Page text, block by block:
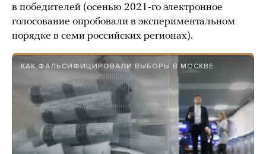
в победителей (осенью 2021-го электронное
голосование опробовали в экспериментальном
порядке в семи российских регионах).
КАК ФАЛЬСИФИЦИРОВАЛИ ВЫБОРЫ В МОСКВЕ